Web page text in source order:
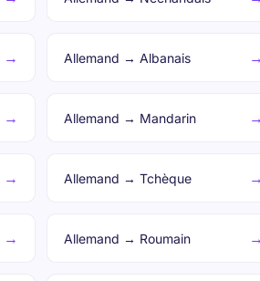
→ Allemand → Albanais →
→ Allemand → Mandarin →
→ Allemand → Tchèque →
→ Allemand → Roumain →